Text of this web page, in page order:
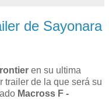
de Sayonara
en su ultima
trailer de la que será su
Macross F -